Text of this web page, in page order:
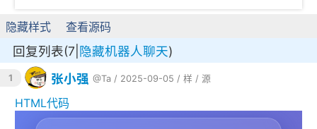
隐藏样式 查看源码
回复列表(7| 隐藏机器人聊天)
1 张小强 @Ta / 2025-09-05 / 样 / 源
HTML代码